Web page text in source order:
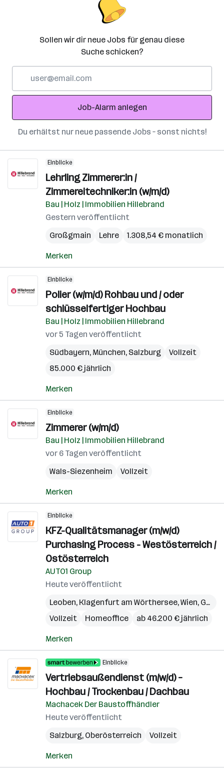
Sollen wir dir neue Jobs für genau diese
Suche schicken?
Adresse
Job-Alarm anlegen
Du erhältst nur neue passende Jobs – sonst nichts!
Einblicke
Lehrling Zimmerer:in /
Zimmereitechniker:in (w/m/d)
Bau | Holz | Immobilien Hillebrand
Gestern veröffentlicht
Großgmain
Lehre 1.308,54 € monatlich
Merken
Einblicke
Polier (w/m/d) Rohbau und / oder
schlüsselfertiger Hochbau
Bau | Holz | Immobilien Hillebrand
vor 5 Tagen veröffentlicht
Südbayern, München, Salzburg
Vollzeit
85.000 € jährlich
Merken
Einblicke
Zimmerer (w/m/d)
Bau | Holz | Immobilien Hillebrand
vor 6 Tagen veröffentlicht
Wals-Siezenheim
Vollzeit
Merken
Einblicke
KFZ-Qualitätsmanager (m/w/d)
Purchasing Process - Westösterreich /
Ostösterreich
AUTO1 Group
Heute veröffentlicht
Leoben, Klagenfurt am Wörthersee,Wien, Graz
Vollzeit
Homeoffice ab 46.200 € jährlich
Merken
Einblicke
Vertriebsaußendienst (m/w/d) –
Hochbau / Trockenbau / Dachbau
Machacek Der Baustoffhändler
Heute veröffentlicht
Salzburg, Oberösterreich Vollzeit
Merken